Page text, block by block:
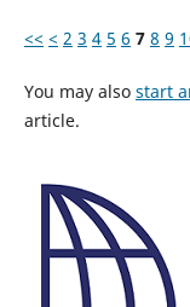
<< < 2 3 4 5 6 7 8 9
You may also start
article.